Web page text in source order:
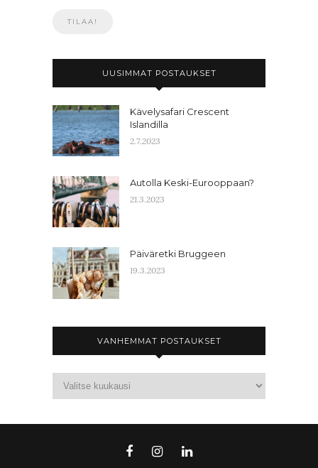
UUSIMMAT POSTAUKSET
Kävelysafari Crescent
Islandilla
2.7.2023
Autolla Keski-Eurooppaan?
21.3.2023
Päiväretki Bruggeen
19.3.2023
VANHEMMAT POSTAUKSET